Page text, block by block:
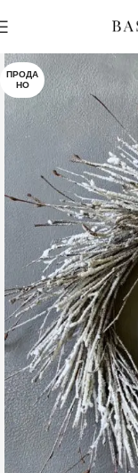
ПРОДА
НО